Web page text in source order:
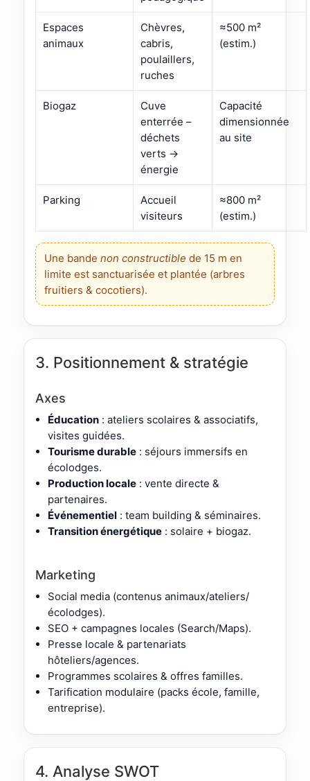
Espaces
animaux
Chèvres,
cabris,
poulaillers,
ruches
≈500 m²
(estim.)
Biogaz
Cuve
enterrée –
déchets
verts →
énergie
Capacité
dimensionnée
au site
Parking
Accueil
visiteurs
≈800 m²
(estim.)
Une bande non constructible de 15 m en
limite est sanctuarisée et plantée (arbres
fruitiers & cocotiers).
3. Positionnement & stratégie
Axes
Éducation : ateliers scolaires & associatifs,
visites guidées.
Tourisme durable : séjours immersifs en
écolodges.
Production locale : vente directe &
partenaires.
Événementiel : team building & séminaires.
Transition énergétique : solaire + biogaz.
Marketing
Social media (contenus animaux/ateliers/
écolodges).
SEO + campagnes locales (Search/Maps).
Presse locale & partenariats
hôteliers/agences.
Programmes scolaires & offres familles.
Tarification modulaire (packs école, famille,
entreprise).
4. Analyse SWOT